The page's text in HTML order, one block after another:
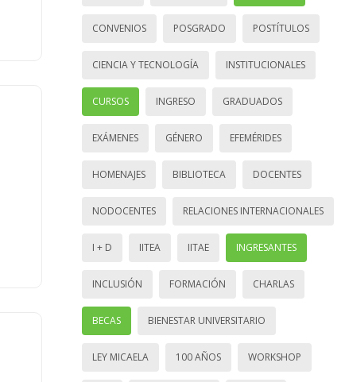
CONVENIOS POSGRADO POSTÍTULOS
CIENCIA Y TECNOLOGÍA INSTITUCIONALES
CURSOS INGRESO GRADUADOS
EXÁMENES GÉNERO EFEMÉRIDES
HOMENAJES BIBLIOTECA DOCENTES
NODOCENTES RELACIONES INTERNACIONALES
I + D IITEA IITAE INGRESANTES
INCLUSIÓN FORMACIÓN CHARLAS
BECAS BIENESTAR UNIVERSITARIO
LEY MICAELA 100 AÑOS WORKSHOP